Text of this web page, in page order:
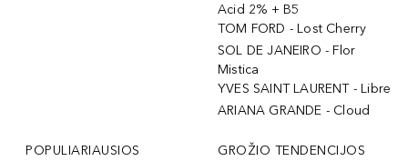
Acid 2% + B5
TOM FORD - Lost Cherry
SOL DE JANEIRO - Flor
Mistica
YVES SAINT LAURENT - Libre
ARIANA GRANDE - Cloud
POPULIARIAUSIOS
GROŽIO TENDENCIJOS